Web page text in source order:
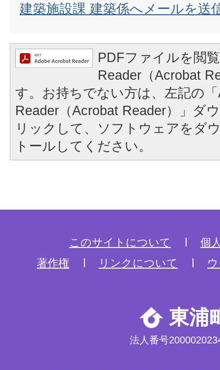
建築施設課 建築係へメールを送
PDFファイルを閲
Reader（Acrobat
す。お持ちでない方は、左記の
Reader（Acrobat Reader）」ダ
リックして、ソフトウェアをダ
トールしてください。
このサイトについて
個
著作権
リンクについて
東浦
法人番号